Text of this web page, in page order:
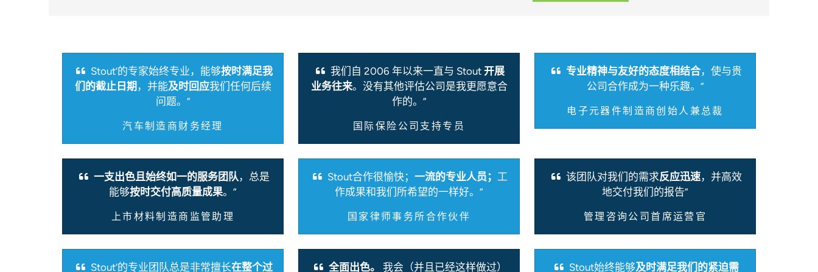
Stout’的专家始终专业，能够按时满足我
们的截止日期 ，并能及时回应我们任何后续
问题。”
汽车制造商财务经理
我们自 2006 年以来一直与 Stout 开展
业务往来。没有其他评估公司是我更愿意合
作的。”
国际保险公司支持专员
专业精神与友好的态度相结合，使与贵
公司合作成为一种乐趣。”
电子元器件制造商创始人兼总裁
一支出色且始终如一的服务团队 ，总是
能够按时交付高质量成果。”
上市材料制造商监管助理
Stout合作很愉快； 一流的专业人员； 工
作成果和我们所希望的一样好。”
国家律师事务所合作伙伴
该团队对我们的需求反应迅速，并高效
地交付我们的报告”
管理咨询公司首席运营官
Stout’的专业团队总是非常擅长在整个过 全面出色。 我会（并且已经这样做过） Stout始终能够及时满足我们的紧迫需